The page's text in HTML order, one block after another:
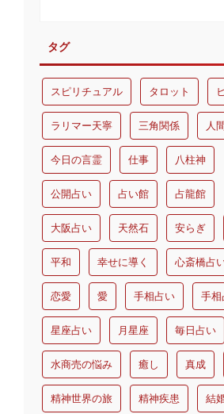
タグ
スピリチュアル タロット
ラリマー天寧 三角関係 人
今日の言霊 仕事 八柱神
公開占い 占い館 占龍館
大阪占い 天然石 安らぎ
平和 幸せに導く 心斎橋占
恋愛 愛 手相占い 手相
星座占い 月星座 毎日占い
水商売の悩み 癒し 真成
精神世界の旅 精神疾患 結